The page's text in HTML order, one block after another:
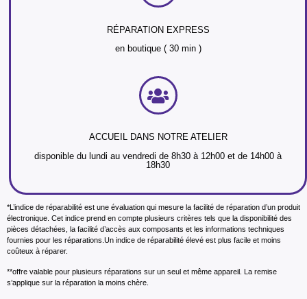
RÉPARATION EXPRESS
en boutique ( 30 min )
ACCUEIL DANS NOTRE ATELIER
disponible du lundi au vendredi de 8h30 à 12h00 et de 14h00 à
18h30
*L’indice de réparabilité est une évaluation qui mesure la facilité de réparation d’un produit
électronique. Cet indice prend en compte plusieurs critères tels que la disponibilité des
pièces détachées, la facilité d’accès aux composants et les informations techniques
fournies pour les réparations.Un indice de réparabilité élevé est plus facile et moins
coûteux à réparer.
**offre valable pour plusieurs réparations sur un seul et même appareil. La remise
s’applique sur la réparation la moins chère.